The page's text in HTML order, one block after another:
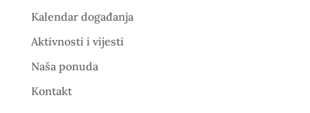
Kalendar događanja
Aktivnosti i vijesti
Naša ponuda
Kontakt